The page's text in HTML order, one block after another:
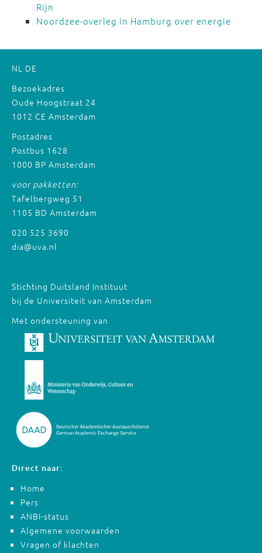
Rijn
Noordzee-overleg in Hamburg over energie
NL DE
Bezoekadres
Oude Hoogstraat 24
1012 CE Amsterdam
Postadres
Postbus 1628
1000 BP Amsterdam
voor pakketten:
Tafelbergweg 51
1105 BD Amsterdam
020 525 3690
dia@uva.nl
Stichting Duitsland Instituut
bij de Universiteit van Amsterdam
Met ondersteuning van
Direct naar:
Home
Pers
ANBI-status
Algemene voorwaarden
Vragen of klachten